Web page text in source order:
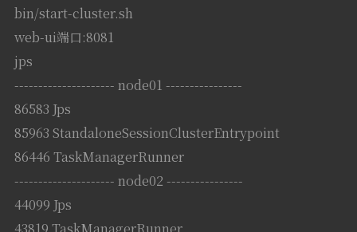
bin/start-cluster.sh
web-ui端口:8081
jps
--------------------- node01 ----------------
86583 Jps
85963 StandaloneSessionClusterEntrypoint
86446 TaskManagerRunner
--------------------- node02 ----------------
44099 Jps